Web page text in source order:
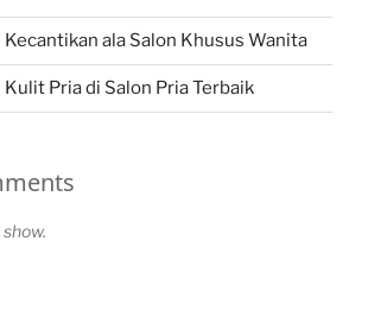
ala Salon Khusus Wanita
Pria di Salon Pria Terbaik